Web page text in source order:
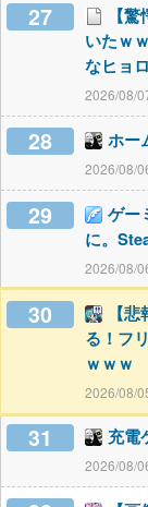
27
【
いたｗ
なヒョ
2026/08/
28 ホー
2026/08/
29
ゲー
に。
2026/08/
30
【
る！フ
ｗｗｗ
2026/08/
31 充電
2026/08/